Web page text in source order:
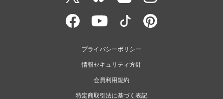
プライバシーポリシー
情報セキュリティ方針
会員利用規約
特定商取引法に基づく表記